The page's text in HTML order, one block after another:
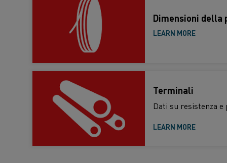
Dimensioni
LEARN MORE
Terminali
Dati su resistenza e
LEARN MORE